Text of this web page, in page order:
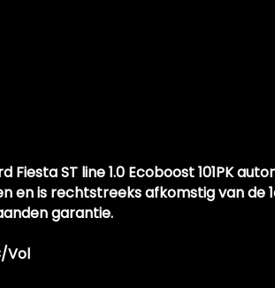
ST line 1.0 Ecoboost 101PK
en is rechtstreeks afkomstig van de
garantie.
Vol